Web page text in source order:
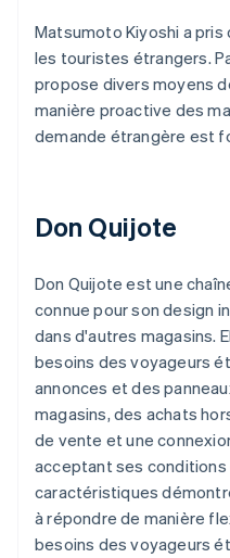
Matsumoto Kiyoshi a
les touristes étrangers.
propose divers moyens
manière proactive des
demande étrangère est
Don Quijote
Don Quijote est une
connue pour son design
dans d'autres magasins.
besoins des voyageurs
annonces et des
magasins, des achats
de vente et une
acceptant ses conditions
caractéristiques
à répondre de manière
besoins des voyageurs